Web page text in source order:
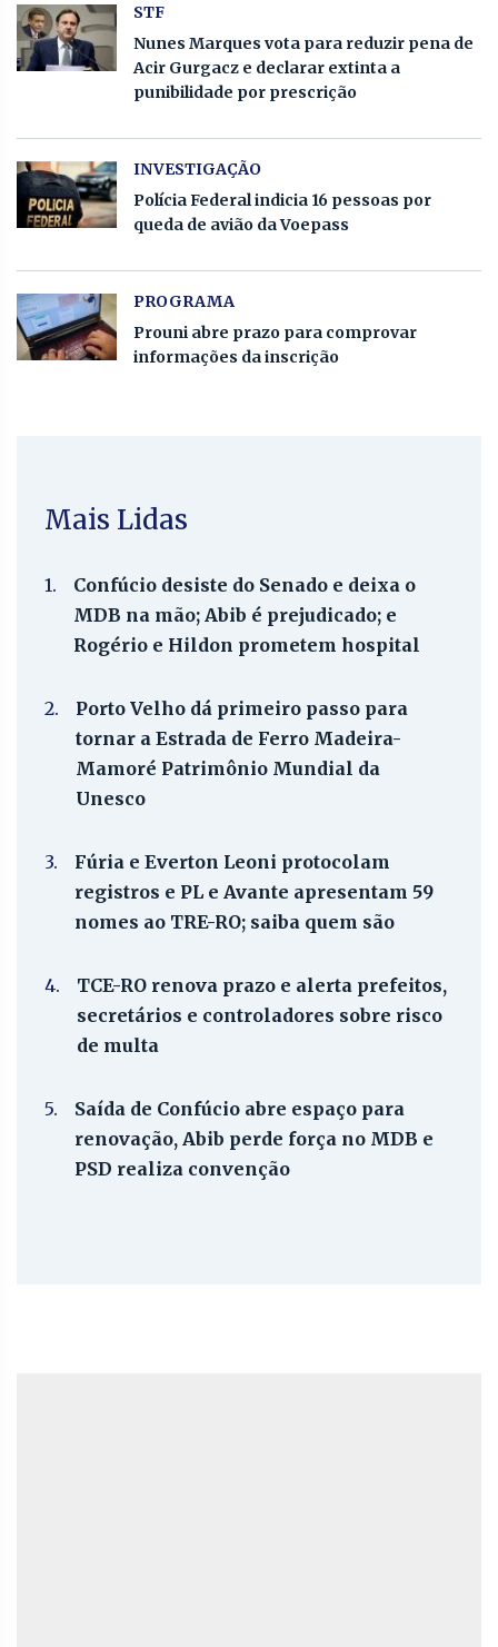
STF
Nunes Marques vota para reduzir pena de
Acir Gurgacz e declarar extinta a
punibilidade por prescrição
INVESTIGAÇÃO
Polícia Federal indicia 16 pessoas por
queda de avião da Voepass
PROGRAMA
Prouni abre prazo para comprovar
informações da inscrição
Mais Lidas
1.
Confúcio desiste do Senado e deixa o
MDB na mão; Abib é prejudicado; e
Rogério e Hildon prometem hospital
2.
Porto Velho dá primeiro passo para
tornar a Estrada de Ferro Madeira-
Mamoré Patrimônio Mundial da
Unesco
3.
Fúria e Everton Leoni protocolam
registros e PL e Avante apresentam 59
nomes ao TRE-RO; saiba quem são
4.
TCE-RO renova prazo e alerta prefeitos,
secretários e controladores sobre risco
de multa
5.
Saída de Confúcio abre espaço para
renovação, Abib perde força no MDB e
PSD realiza convenção